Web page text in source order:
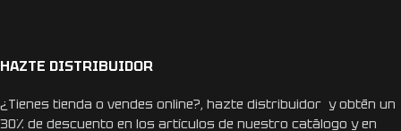
HAZTE DISTRIBUIDOR
¿Tienes tienda o vendes online?, hazte distribuidor y obtén un
30% de descuento en los artículos de nuestro catálogo y en